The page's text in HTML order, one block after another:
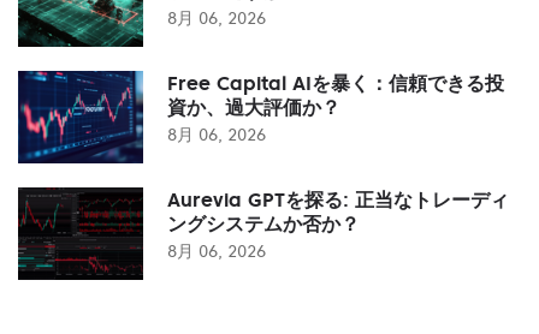
8月 06, 2026
Free Capital AIを暴く：信頼できる投
資か、過大評価か？
8月 06, 2026
Aurevia GPTを探る: 正当なトレーディ
ングシステムか否か？
8月 06, 2026